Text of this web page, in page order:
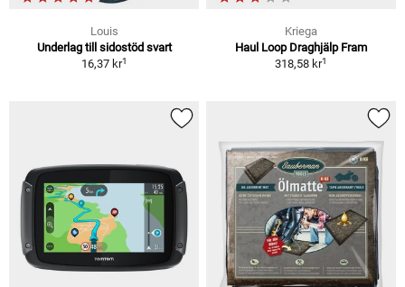
Louis
Underlag till sidostöd svart
16,37 kr1
Kriega
Haul Loop Draghjälp Fram
318,58 kr1